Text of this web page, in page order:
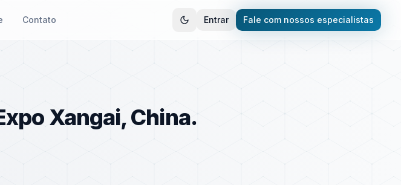
Contato Entrar Fale com nossos especialistas
Xangai, China.